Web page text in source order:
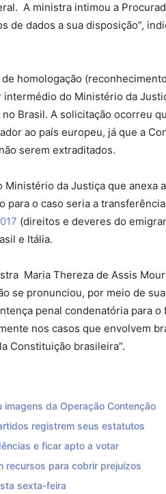
A ministra intimou a
de dados a sua disposição”,
homologação
do Ministério da
Brasil. A solicitação ocorreu
ao país europeu, já que a
serem extraditados.
da Justiça que anexa
para o caso seria a
(direitos e deveres do
e Itália.
Maria Thereza de Assis
se pronunciou, por meio de
penal condenatória para
nos casos que envolvem
Constituição brasileira”.
imagens da Operação Contenção
registrem seus estatutos
e ficar apto a votar
recursos para cobrir prejuízos
sexta-feira